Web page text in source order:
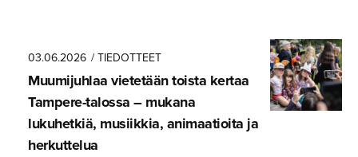
03.06.2026 / TIEDOTTEET
Muumijuhlaa vietetään toista kertaa
Tampere-ta­lossa – mukana
lukuhetkiä, musiikkia, animaatioita ja
herkuttelua